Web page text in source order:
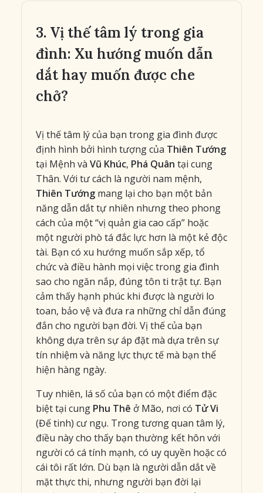
3. Vị thế tâm lý trong gia
đình: Xu hướng muốn dẫn
dắt hay muốn được che
chở?
Vị thế tâm lý của bạn trong gia đình được
định hình bởi hình tượng của Thiên Tướng
tại Mệnh và Vũ Khúc, Phá Quân tại cung
Thân. Với tư cách là người nam mệnh,
Thiên Tướng mang lại cho bạn một bản
năng dẫn dắt tự nhiên nhưng theo phong
cách của một “vị quản gia cao cấp” hoặc
một người phò tá đắc lực hơn là một kẻ độc
tài. Bạn có xu hướng muốn sắp xếp, tổ
chức và điều hành mọi việc trong gia đình
sao cho ngăn nắp, đúng tôn ti trật tự. Bạn
cảm thấy hạnh phúc khi được là người lo
toan, bảo vệ và đưa ra những chỉ dẫn đúng
đắn cho người bạn đời. Vị thế của bạn
không dựa trên sự áp đặt mà dựa trên sự
tín nhiệm và năng lực thực tế mà bạn thể
hiện hàng ngày.
Tuy nhiên, lá số của bạn có một điểm đặc
biệt tại cung Phu Thê ở Mão, nơi có Tử Vi
(Đế tinh) cư ngụ. Trong tương quan tâm lý,
điều này cho thấy bạn thường kết hôn với
người có cá tính mạnh, có uy quyền hoặc có
cái tôi rất lớn. Dù bạn là người dẫn dắt về
mặt thực thi, nhưng người bạn đời lại